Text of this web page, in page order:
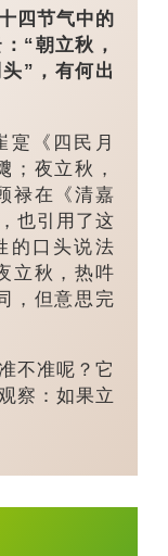
四节气中的
“朝立秋，
”，有何出
《四民月
；夜立秋，
禄在《清嘉
也引用了这
的口头说法
立秋，热吽
，但意思完
准呢？它
察：如果立